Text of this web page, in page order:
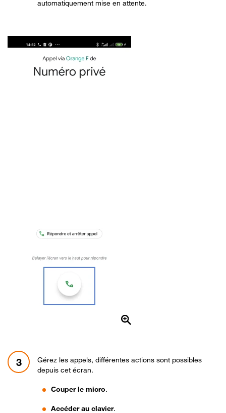
automatiquement mise en attente.
3
Gérez les appels, différentes actions sont possibles
depuis cet écran.
Couper le micro.
Accéder au clavier.